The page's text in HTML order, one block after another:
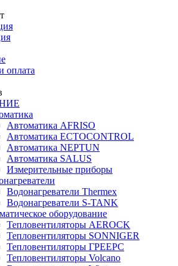
оплата
Автоматика AFRISO
Автоматика ECTOCONTROL
Автоматика NEPTUN
Автоматика SALUS
Измерительные приборы
Водонагреватели Thermex
Водонагреватели S-TANK
оборудование
Тепловентиляторы AEROCK
Тепловентиляторы SONNIGER
Тепловентиляторы ГРЕЕРС
Тепловентиляторы Volcano